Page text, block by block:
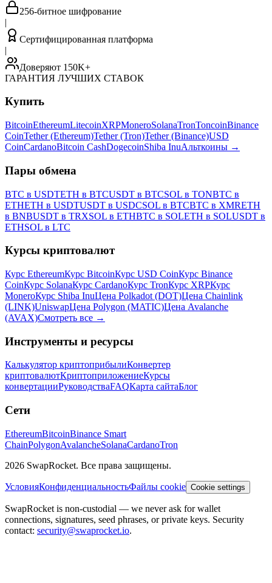
256-битное шифрование
|
Сертифицированная платформа
|
Доверяют 150K+
ГАРАНТИЯ ЛУЧШИХ СТАВОК
Купить
BitcoinEthereumLitecoinXRPMoneroSolanaTronToncoinBinance
CoinTether (Ethereum)Tether (Tron)Tether (Binance)USD
CoinCardanoBitcoin CashDogecoinShiba InuАльткоины →
Пары обмена
BTC в USDTETH в BTCUSDT в BTCSOL в TONBTC в
ETHETH в USDTUSDT в USDCSOL в BTCBTC в XMRETH
в BNBUSDT в TRXSOL в ETHBTC в SOLETH в SOLUSDT в
ETHSOL в LTC
Курсы криптовалют
Курс EthereumКурс BitcoinКурс USD CoinКурс Binance
CoinКурс SolanaКурс CardanoКурс TronКурс XRPКурс
MoneroКурс Shiba InuЦена Polkadot (DOT)Цена Chainlink
(LINK)UniswapЦена Polygon (MATIC)Цена Avalanche
(AVAX)Смотреть все →
Инструменты и ресурсы
Калькулятор криптоприбылиКонвертер
криптовалютКриптоприложениеКурсы
конвертацииРуководстваFAQКарта сайтаБлог
Сети
EthereumBitcoinBinance Smart
ChainPolygonAvalancheSolanaCardanoTron
2026 SwapRocket. Все права защищены.
УсловияКонфиденциальностьФайлы cookie Cookie settings
SwapRocket is non-custodial — we never ask for wallet
connections, signatures, seed phrases, or private keys. Security
contact: security@swaprocket.io.